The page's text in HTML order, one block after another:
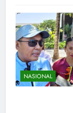
NASIONAL